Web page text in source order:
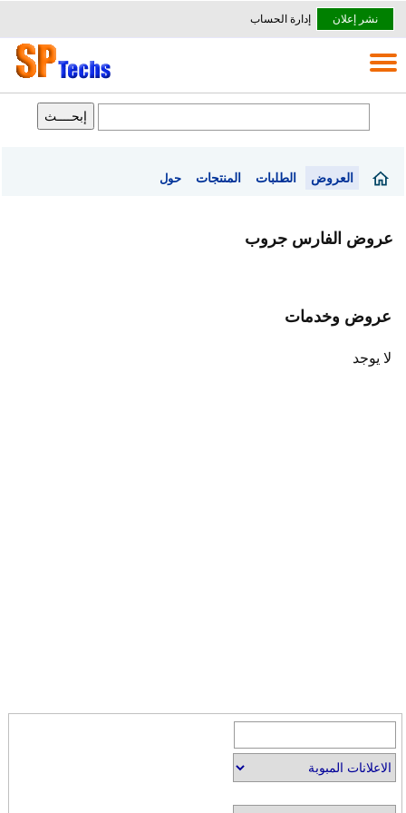
نشر إعلان إدارة الحساب
العروض الطلبات المنتجات حول
عروض الفارس جروب
عروض وخدمات
لا يوجد